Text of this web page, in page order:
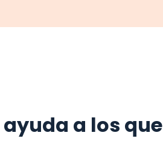
a los que